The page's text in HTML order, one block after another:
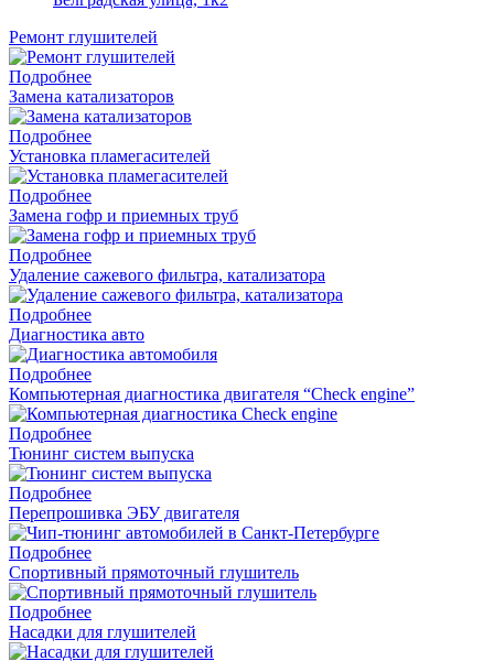
Ремонт глушителей
Подробнее
Замена катализаторов
Подробнее
Установка пламегасителей
Подробнее
Замена гофр и приемных труб
Подробнее
Удаление сажевого фильтра, катализатора
Подробнее
Диагностика авто
Подробнее
Компьютерная диагностика двигателя “Check engine”
Подробнее
Тюнинг систем выпуска
Подробнее
Перепрошивка ЭБУ двигателя
Подробнее
Спортивный прямоточный глушитель
Подробнее
Насадки для глушителей